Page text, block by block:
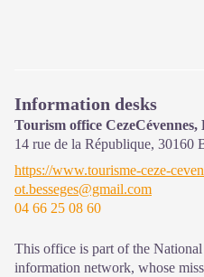
Information desks
Tourism office CezeCévennes,
14 rue de la République, 30160
https://www.tourisme-ceze-
ot.besseges@gmail.com
04 66 25 08 60
This office is part of the National
information network, whose